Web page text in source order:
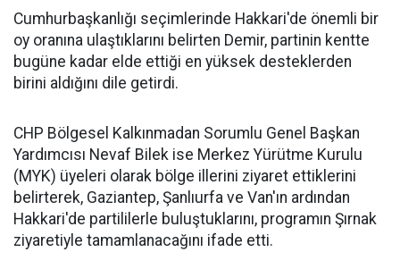
Cumhurbaşkanlığı seçimlerinde Hakkari'de önemli bir
oy oranına ulaştıklarını belirten Demir, partinin kentte
bugüne kadar elde ettiği en yüksek desteklerden
birini aldığını dile getirdi.
CHP Bölgesel Kalkınmadan Sorumlu Genel Başkan
Yardımcısı Nevaf Bilek ise Merkez Yürütme Kurulu
(MYK) üyeleri olarak bölge illerini ziyaret ettiklerini
belirterek, Gaziantep, Şanlıurfa ve Van'ın ardından
Hakkari'de partililerle buluştuklarını, programın Şırnak
ziyaretiyle tamamlanacağını ifade etti.